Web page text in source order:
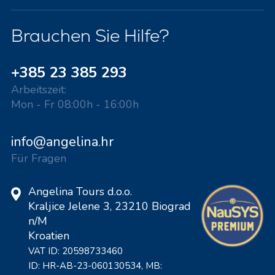
Brauchen Sie Hilfe?
+385 23 385 293
Arbeitszeit:
Mon - Fr 08:00h - 16:00h
info@angelina.hr
Für Fragen
Angelina Tours d.o.o.
Kraljice Jelene 3, 23210 Biograd
n/M
Kroatien
VAT ID: 20598733460
ID: HR-AB-23-060130534, MB: